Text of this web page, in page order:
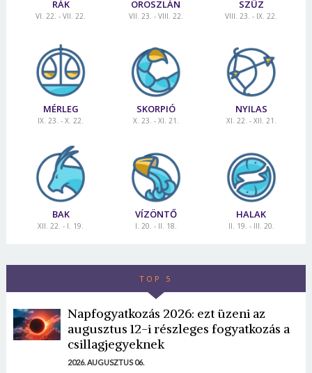
RÁK
VI. 22. - VII. 22.
OROSZLÁN
VII. 23. - VIII. 22.
SZŰZ
VIII. 23. - IX. 22.
MÉRLEG
IX. 23. - X. 22.
SKORPIÓ
X. 23. - XI. 21.
NYILAS
XI. 22. - XII. 21.
BAK
XII. 22. - I. 19.
VÍZÖNTŐ
I. 20. - II. 18.
HALAK
II. 19. - III. 20.
TOP 5
Napfogyatkozás 2026: ezt üzeni az
augusztus 12-i részleges fogyatkozás a
csillagjegyeknek
2026. AUGUSZTUS 06.